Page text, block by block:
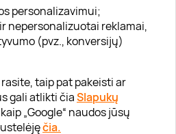
personalizavimui;
nepersonalizuotai reklamai,
(pvz., konversijų)
taip pat pakeisti ar
gali atlikti čiaSlapukų
„Google“ naudos jūsų
čia.